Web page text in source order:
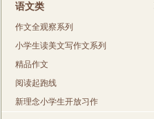
语文类
作文全观察系列
小学生读美文写作文系列
精品作文
阅读起跑线
新理念小学生开放习作